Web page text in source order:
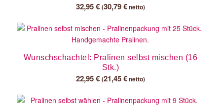
32,95€ (30,79€netto)
Wunschschachtel: Pralinen selbst mischen (16
Stk.)
22,95€ (21,45€netto)